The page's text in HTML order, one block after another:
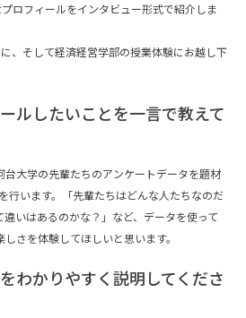
ロフィールをインタビュー形式で紹介しま
、そして経済経営学部の授業体験にお越し下
ルしたいことを一言で教えて
台大学の先輩たちのアンケートデータを題材
行います。「先輩たちはどんな人たちなのだ
いはあるのかな？」など、データを使って
さを体験してほしいと思います。
わかりやすく説明してくださ